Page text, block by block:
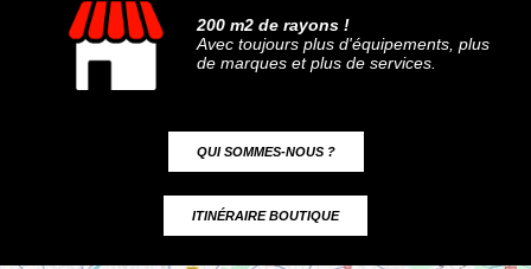
200 m2 de rayons !
Avec toujours plus d'équipements, plus
de marques et plus de services.
QUI SOMMES-NOUS ?
ITINÉRAIRE BOUTIQUE